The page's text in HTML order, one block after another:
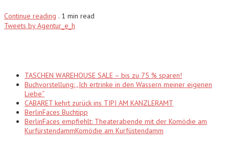
Continue reading . 1 min read
Tweets by Agentur_e_h
TASCHEN WAREHOUSE SALE – bis zu 75 % sparen!
Buchvorstellung: „Ich ertrinke in den Wassern meiner eigenen
Liebe“
CABARET kehrt zurück ins TIPI AM KANZLERAMT
BerlinFaces Buchtipp
BerlinFaces empfiehlt: Theaterabende mit der Komödie am
KurfürstendammKomödie am Kurfüstendamm